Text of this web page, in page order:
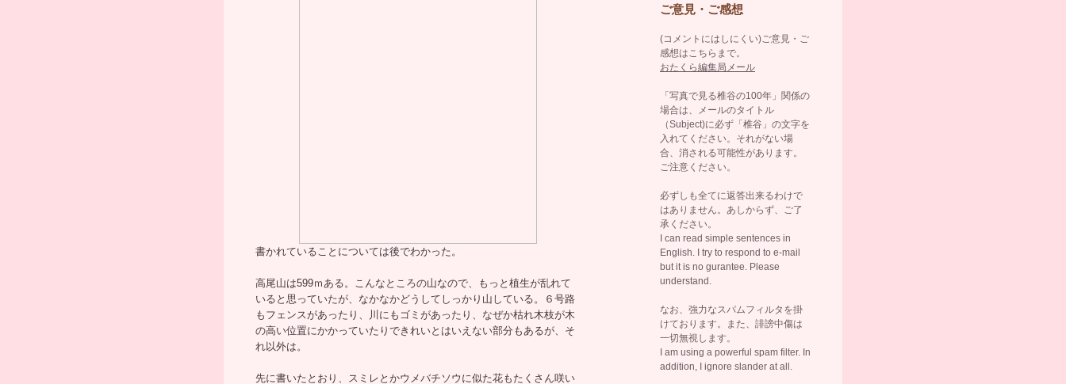
書かれていることについては後でわかった。
高尾山は599ｍある。こんなところの山なので、もっと植生が乱れて
いると思っていたが、なかなかどうしてしっかり山している。６号路
もフェンスがあったり、川にもゴミがあったり、なぜか枯れ木枝が木
の高い位置にかかっていたりできれいとはいえない部分もあるが、そ
れ以外は。
先に書いたとおり、スミレとかウメバチソウに似た花もたくさん咲い
ご意見・ご感想
(コメントにはしにくい)ご意見・ご
感想はこちらまで。
おたくら編集局メール
「写真で見る椎谷の100年」関係の
場合は、メールのタイトル
（Subject)に必ず「椎谷」の文字を
入れてください。それがない場
合、消される可能性があります。
ご注意ください。
必ずしも全てに返答出来るわけで
はありません。あしからず、ご了
承ください。
I can read simple sentences in
English. I try to respond to e-mail
but it is no gurantee. Please
understand.
なお、強力なスパムフィルタを掛
けております。また、誹謗中傷は
一切無視します。
I am using a powerful spam filter. In
addition, I ignore slander at all.